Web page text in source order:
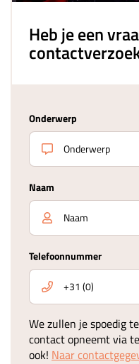
Heb je een
Onderwerp
Naam
Telefoonnummer
We zullen je spoedig
contact opneemt via
ook! Naar